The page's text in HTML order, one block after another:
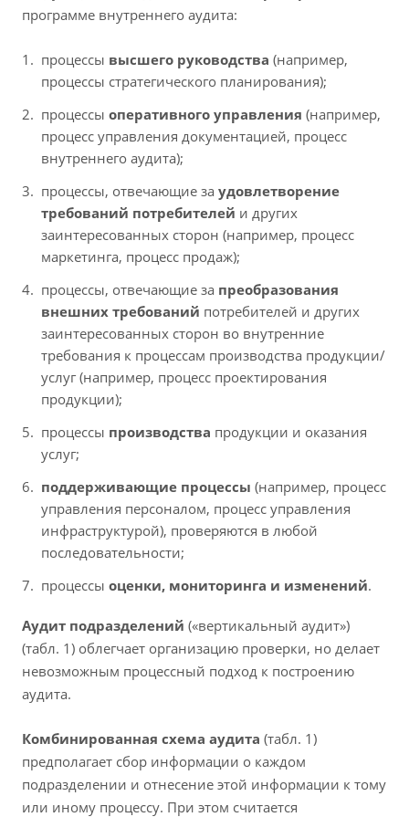
программе внутреннего аудита:
процессы высшего руководства (например,
процессы стратегического планирования);
процессы оперативного управления (например,
процесс управления документацией, процесс
внутреннего аудита);
процессы, отвечающие за удовлетворение
требований потребителей и других
заинтересованных сторон (например, процесс
маркетинга, процесс продаж);
процессы, отвечающие за преобразования
внешних требований потребителей и других
заинтересованных сторон во внутренние
требования к процессам производства продукции/
услуг (например, процесс проектирования
продукции);
процессы производства продукции и оказания
услуг;
поддерживающие процессы (например, процесс
управления персоналом, процесс управления
инфраструктурой), проверяются в любой
последовательности;
процессы оценки, мониторинга и изменений.
Аудит подразделений («вертикальный аудит»)
(табл. 1) облегчает организацию проверки, но делает
невозможным процессный подход к построению
аудита.
Комбинированная схема аудита (табл. 1)
предполагает сбор информации о каждом
подразделении и отнесение этой информации к тому
или иному процессу. При этом считается